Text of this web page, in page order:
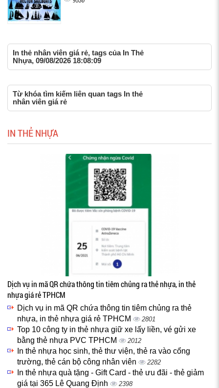
In thẻ nhân viên giá rẻ, tags của In Thẻ
Nhựa, 09/08/2026 18:08:09
Từ khóa tìm kiếm liên quan tags In thẻ
nhân viên giá rẻ
IN THẺ NHỰA
Dịch vụ in mã QR chứa thông tin tiêm chủng ra thẻ nhựa, in thẻ
nhựa giá rẻ TPHCM
Dịch vụ in mã QR chứa thông tin tiêm chủng ra thẻ
nhựa, in thẻ nhựa giá rẻ TPHCM
2801
Top 10 công ty in thẻ nhựa giữ xe lấy liền, vé gửi xe
bằng thẻ nhựa PVC TPHCM
2012
In thẻ nhựa học sinh, thẻ thư viện, thẻ ra vào cổng
trường, thẻ cán bộ công nhân viên
2282
In thẻ nhựa quà tặng - Gift Card - thẻ ưu đãi - thẻ giảm
giá tại 365 Lê Quang Định
2398